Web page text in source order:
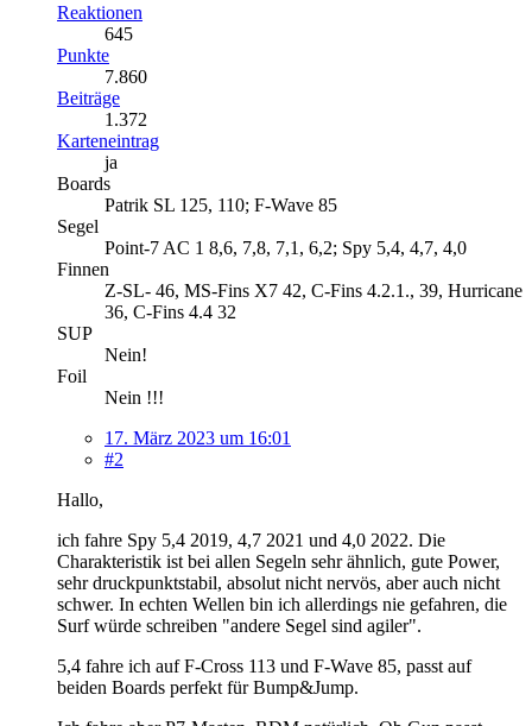
Reaktionen
645
Punkte
7.860
Beiträge
1.372
Karteneintrag
ja
Boards
Patrik SL 125, 110; F-Wave 85
Segel
Point-7 AC 1 8,6, 7,8, 7,1, 6,2; Spy 5,4, 4,7, 4,0
Finnen
Z-SL- 46, MS-Fins X7 42, C-Fins 4.2.1., 39, Hurricane
36, C-Fins 4.4 32
SUP
Nein!
Foil
Nein !!!
17. März 2023 um 16:01
#2
Hallo,
ich fahre Spy 5,4 2019, 4,7 2021 und 4,0 2022. Die
Charakteristik ist bei allen Segeln sehr ähnlich, gute Power,
sehr druckpunktstabil, absolut nicht nervös, aber auch nicht
schwer. In echten Wellen bin ich allerdings nie gefahren, die
Surf würde schreiben "andere Segel sind agiler".
5,4 fahre ich auf F-Cross 113 und F-Wave 85, passt auf
beiden Boards perfekt für Bump&Jump.